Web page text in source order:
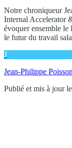
Notre chroniqueur
Internal Accelerator
évoquer ensemble
le futur du travail
J
Jean-Philippe Poisson
Publié et mis à jour